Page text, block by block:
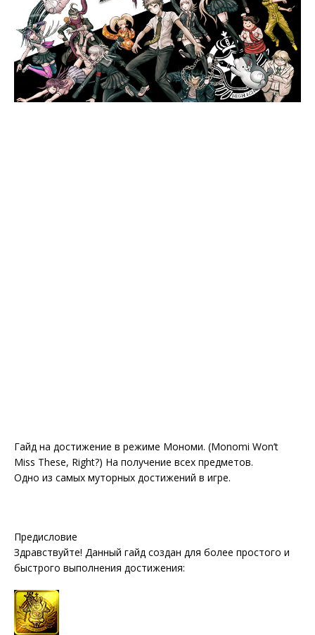
Гайд на достижение в режиме Мономи. (Monomi Won’t
Miss These, Right?) На получение всех предметов.
Одно из самых муторных достижений в игре.
Предисловие
Здравствуйте! Данный гайд создан для более простого и
быстрого выполнения достижения: